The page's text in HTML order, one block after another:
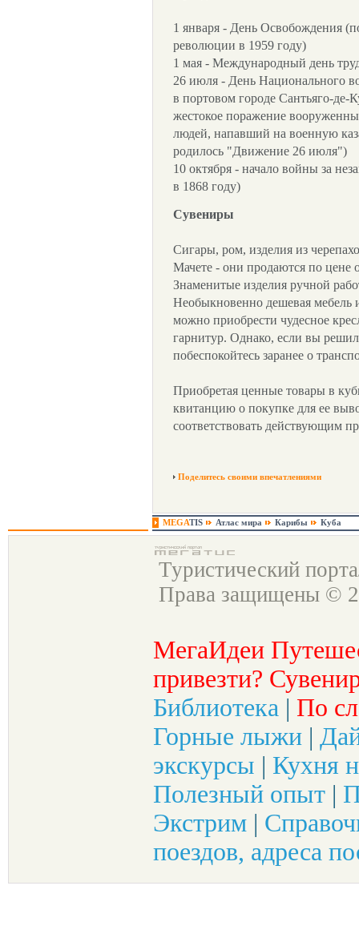
1 января - День Освобождения
революции в 1959 году)
1 мая - Международный день
26 июля - День Национального
в портовом городе Сантьяго-де-
жестокое поражение
людей, напавший на военную
родилось "Движение 26 июля")
10 октября - начало войны за
в 1868 году)
Сувениры
Сигары, ром, изделия из
Мачете - они продаются по цене
Знаменитые изделия ручной
Необыкновенно дешевая мебель
можно приобрести чудесное
гарнитур. Однако, если вы
побеспокойтесь заранее о
Приобретая ценные товары в
квитанцию о покупке для ее
соответствовать действующим
Поделитесь своими впечатлениями
MEGATIS Атлас мира Карибы Куба
Туристический
Права защищены ©
МегаИдеи
привезти?
Библиотека | По
Горные лыжи |
экскурсы | Кухня
Полезный опыт |
Экстрим |
поездов, адреса